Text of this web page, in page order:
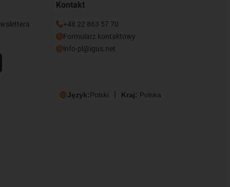
Kontakt
+48 22 863 57 70
Formularz kontaktowy
info-pl@igus.net
Język:Polski Kraj: Polska